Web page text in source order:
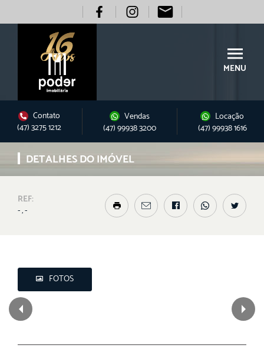
MENU
Contato
(47) 3275 1212
Vendas
(47) 99938 3200
Locação
(47) 99938 1616
DETALHES DO IMÓVEL
REF:
- , -
FOTOS